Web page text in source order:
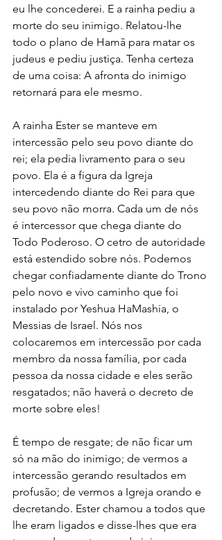
eu lhe concederei. E a rainha pediu a
morte do seu inimigo. Relatou-lhe
todo o plano de Hamã para matar os
judeus e pediu justiça. Tenha certeza
de uma coisa: A afronta do inimigo
retornará para ele mesmo.
A rainha Ester se manteve em
intercessão pelo seu povo diante do
rei; ela pedia livramento para o seu
povo. Ela é a figura da Igreja
intercedendo diante do Rei para que
seu povo não morra. Cada um de nós
é intercessor que chega diante do
Todo Poderoso. O cetro de autoridade
está estendido sobre nós. Podemos
chegar confiadamente diante do Trono
pelo novo e vivo caminho que foi
instalado por Yeshua HaMashia, o
Messias de Israel. Nós nos
colocaremos em intercessão por cada
membro da nossa família, por cada
pessoa da nossa cidade e eles serão
resgatados; não haverá o decreto de
morte sobre eles!
É tempo de resgate; de não ficar um
só na mão do inimigo; de vermos a
intercessão gerando resultados em
profusão; de vermos a Igreja orando e
decretando. Ester chamou a todos que
lhe eram ligados e disse-lhes que era